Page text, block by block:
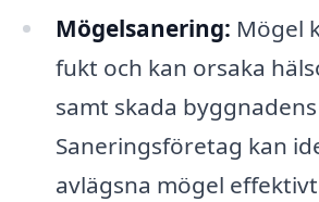
Mögelsanering: Mögel
fukt och kan orsaka
samt skada
Saneringsföretag kan
avlägsna mögel